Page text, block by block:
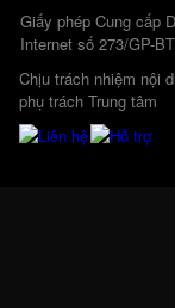
Giấy phép Cung cấp
Internet số 273/GP-
Chịu trách nhiệm nội
phụ trách Trung tâm